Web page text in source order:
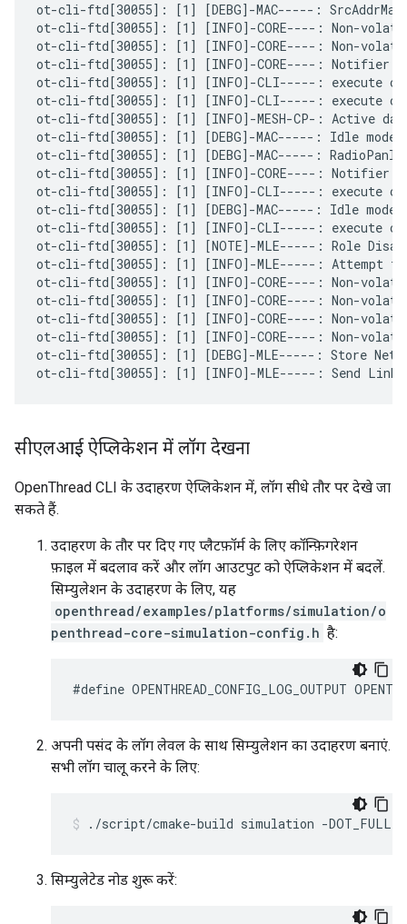
ot-cli-ftd[30055]: [1] [DEBG]-MAC-----:
ot-cli-ftd[30055]: [1] [INFO]-CORE----: Non-
ot-cli-ftd[30055]: [1] [INFO]-CORE----: Non-
ot-cli-ftd[30055]: [1] [INFO]-CORE----: Notifier:
ot-cli-ftd[30055]: [1] [INFO]-CLI-----: execute
ot-cli-ftd[30055]: [1] [INFO]-CLI-----: execute
ot-cli-ftd[30055]: [1] [INFO]-MESH-CP-: Active
ot-cli-ftd[30055]: [1] [DEBG]-MAC-----: Idle mode:
ot-cli-ftd[30055]: [1] [DEBG]-MAC-----:
ot-cli-ftd[30055]: [1] [INFO]-CORE----: Notifier:
ot-cli-ftd[30055]: [1] [INFO]-CLI-----: execute
ot-cli-ftd[30055]: [1] [DEBG]-MAC-----: Idle mode:
ot-cli-ftd[30055]: [1] [INFO]-CLI-----: execute
ot-cli-ftd[30055]: [1] [NOTE]-MLE-----: Role
ot-cli-ftd[30055]: [1] [INFO]-MLE-----: Attempt to
ot-cli-ftd[30055]: [1] [INFO]-CORE----: Non-
ot-cli-ftd[30055]: [1] [INFO]-CORE----: Non-
ot-cli-ftd[30055]: [1] [INFO]-CORE----: Non-
ot-cli-ftd[30055]: [1] [INFO]-CORE----: Non-
ot-cli-ftd[30055]: [1] [DEBG]-MLE-----: Store
सीएलआई ऐप्लिकेशन में लॉग देखना
OpenThread CLI के उदाहरण ऐप्लिकेशन में, लॉग सीधे तौर पर देखे जा
सकते हैं.
उदाहरण के तौर पर दिए गए प्लैटफ़ॉर्म के लिए कॉन्फ़िगरेशन
फ़ाइल में बदलाव करें और लॉग आउटपुट को ऐप्लिकेशन में बदलें.
सिम्युलेशन के उदाहरण के लिए, यह
openthread/examples/platforms/simulation/o
penthread-core-simulation-config.h है:
#define OPENTHREAD_CONFIG_LOG_OUTPUT
अपनी पसंद के लॉग लेवल के साथ सिम्युलेशन का उदाहरण बनाएं.
सभी लॉग चालू करने के लिए:
./script/cmake-build simulation -
सिम्युलेटेड नोड शुरू करें: